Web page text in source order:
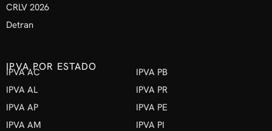
CRLV 2026
Detran
IPVA POR ESTADO
IPVA AC
IPVA AL
IPVA AP
IPVA AM
IPVA PB
IPVA PR
IPVA PE
IPVA PI